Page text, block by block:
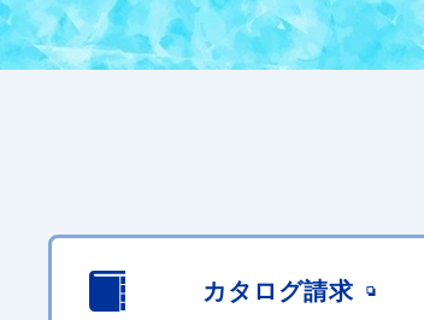
カタログ請求